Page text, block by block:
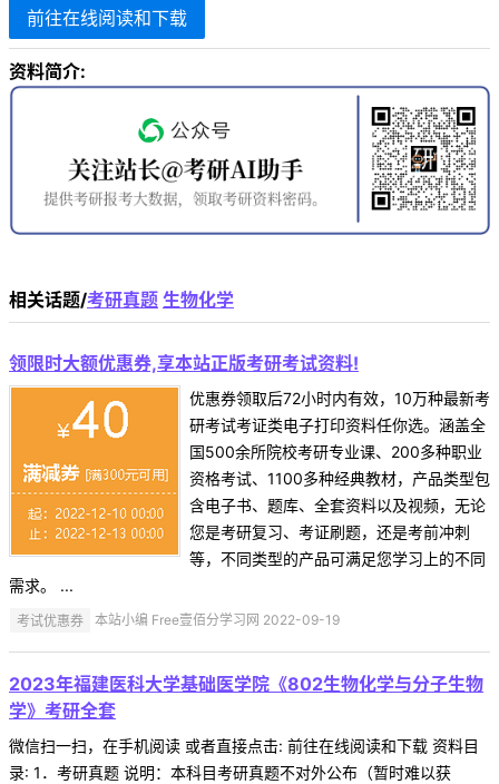
前往在线阅读和下载
资料简介:
相关话题/考研真题 生物化学
领限时大额优惠券,享本站正版考研考试资料!
优惠券领取后72小时内有效，10万种最新考
研考试考证类电子打印资料任你选。涵盖全
国500余所院校考研专业课、200多种职业
资格考试、1100多种经典教材，产品类型包
含电子书、题库、全套资料以及视频，无论
您是考研复习、考证刷题，还是考前冲刺
等，不同类型的产品可满足您学习上的不同
需求。 ...
考试优惠券 本站小编 Free壹佰分学习网 2022-09-19
2023年福建医科大学基础医学院《802生物化学与分子生物
学》考研全套
微信扫一扫，在手机阅读 或者直接点击: 前往在线阅读和下载 资料目
录: 1．考研真题 说明：本科目考研真题不对外公布（暂时难以获